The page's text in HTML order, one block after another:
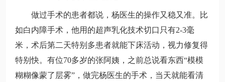
做过手术的患者都说，杨医生的操作又稳又准。比
如白内障手术，他用的超声乳化技术切口只有2-3毫
米，术后第二天特别多患者就能下床活动，视力修复得
特别快。有位70多岁的张阿姨，之前总说看东西“模模
糊糊像蒙了层雾”，做完杨医生的手术，当天就能看清